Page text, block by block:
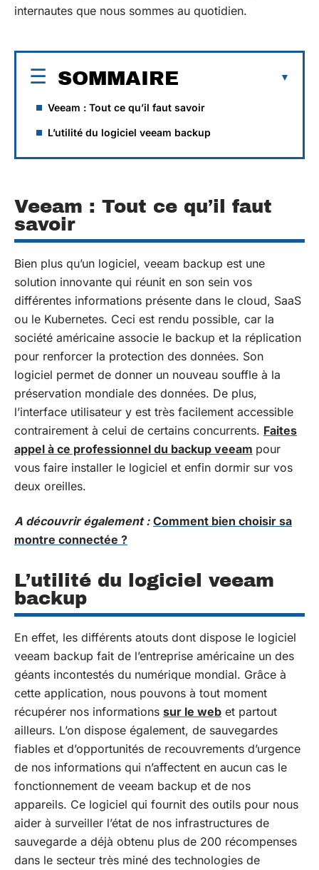
internautes que nous sommes au quotidien.
SOMMAIRE
Veeam : Tout ce qu’il faut savoir
L’utilité du logiciel veeam backup
Veeam : Tout ce qu’il faut
savoir
Bien plus qu’un logiciel, veeam backup est une
solution innovante qui réunit en son sein vos
différentes informations présente dans le cloud, SaaS
ou le Kubernetes. Ceci est rendu possible, car la
société américaine associe le backup et la réplication
pour renforcer la protection des données. Son
logiciel permet de donner un nouveau souffle à la
préservation mondiale des données. De plus,
l’interface utilisateur y est très facilement accessible
contrairement à celui de certains concurrents. Faites
appel à ce professionnel du backup veeam pour
vous faire installer le logiciel et enfin dormir sur vos
deux oreilles.
A découvrir également : Comment bien choisir sa
montre connectée ?
L’utilité du logiciel veeam
backup
En effet, les différents atouts dont dispose le logiciel
veeam backup fait de l’entreprise américaine un des
géants incontestés du numérique mondial. Grâce à
cette application, nous pouvons à tout moment
récupérer nos informations sur le web et partout
ailleurs. L’on dispose également, de sauvegardes
fiables et d’opportunités de recouvrements d’urgence
de nos informations qui n’affectent en aucun cas le
fonctionnement de veeam backup et de nos
appareils. Ce logiciel qui fournit des outils pour nous
aider à surveiller l’état de nos infrastructures de
sauvegarde a déjà obtenu plus de 200 récompenses
dans le secteur très miné des technologies de